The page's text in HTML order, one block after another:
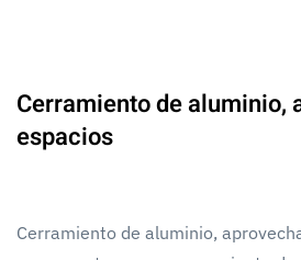
Cerramiento de aluminio,
espacios
Cerramiento de aluminio,